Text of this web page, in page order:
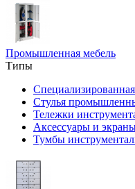
Промышленная мебель
Типы
Стулья
Тележки
Аксессуары и
Тумбы